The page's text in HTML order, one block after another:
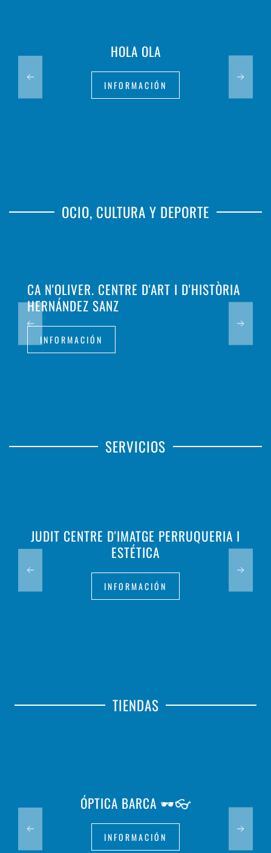
HOLA OLA
INFORMACIÓN
OCIO, CULTURA Y DEPORTE
CA N'OLIVER. CENTRE D'ART I D'HISTÒRIA
HERNÁNDEZ SANZ
INFORMACIÓN
SERVICIOS
JUDIT CENTRE D'IMATGE PERRUQUERIA I
ESTÉTICA
INFORMACIÓN
TIENDAS
ÓPTICA BARCA 🕶️👓
INFORMACIÓN